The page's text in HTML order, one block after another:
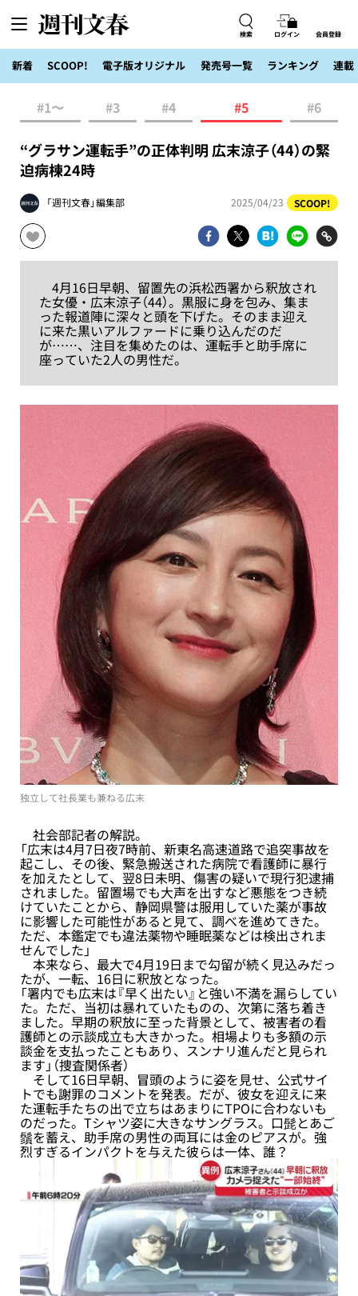
検索 ログイン 会員登録
新着 SCOOP! 電子版オリジナル 発売号一覧 ランキング 連載
#1〜 #3 #4 #5 #6
“グラサン運転手”の正体判明 広末涼子（44）の緊
迫病棟24時
「週刊文春」編集部 2025/04/23 SCOOP!
4月16日早朝、留置先の浜松西署から釈放され
た女優・広末涼子（44）。黒服に身を包み、集ま
った報道陣に深々と頭を下げた。そのまま迎え
に来た黒いアルファードに乗り込んだのだ
が……、注目を集めたのは、運転手と助手席に
座っていた2人の男性だ。
独立して社長業も兼ねる広末
社会部記者の解説。
「広末は4月7日夜7時前、新東名高速道路で追突事故を
起こし、その後、緊急搬送された病院で看護師に暴行
を加えたとして、翌8日未明、傷害の疑いで現行犯逮捕
されました。留置場でも大声を出すなど悪態をつき続
けていたことから、静岡県警は服用していた薬が事故
に影響した可能性があると見て、調べを進めてきた。
ただ、本鑑定でも違法薬物や睡眠薬などは検出されま
せんでした」
本来なら、最大で4月19日まで勾留が続く見込みだっ
たが、一転、16日に釈放となった。
「署内でも広末は『早く出たい』と強い不満を漏らしてい
た。ただ、当初は暴れていたものの、次第に落ち着き
ました。早期の釈放に至った背景として、被害者の看
護師との示談成立も大きかった。相場よりも多額の示
談金を支払ったこともあり、スンナリ進んだと見られ
ます」（捜査関係者）
そして16日早朝、冒頭のように姿を見せ、公式サイ
トでも謝罪のコメントを発表。だが、彼女を迎えに来
た運転手たちの出で立ちはあまりにTPOに合わないも
のだった。Tシャツ姿に大きなサングラス。口髭とあご
鬚を蓄え、助手席の男性の両耳には金のピアスが。強
烈すぎるインパクトを与えた彼らは一体、誰？